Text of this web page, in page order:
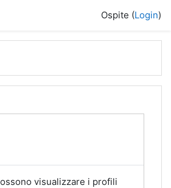
Ospite (Login)
visualizzare i profili